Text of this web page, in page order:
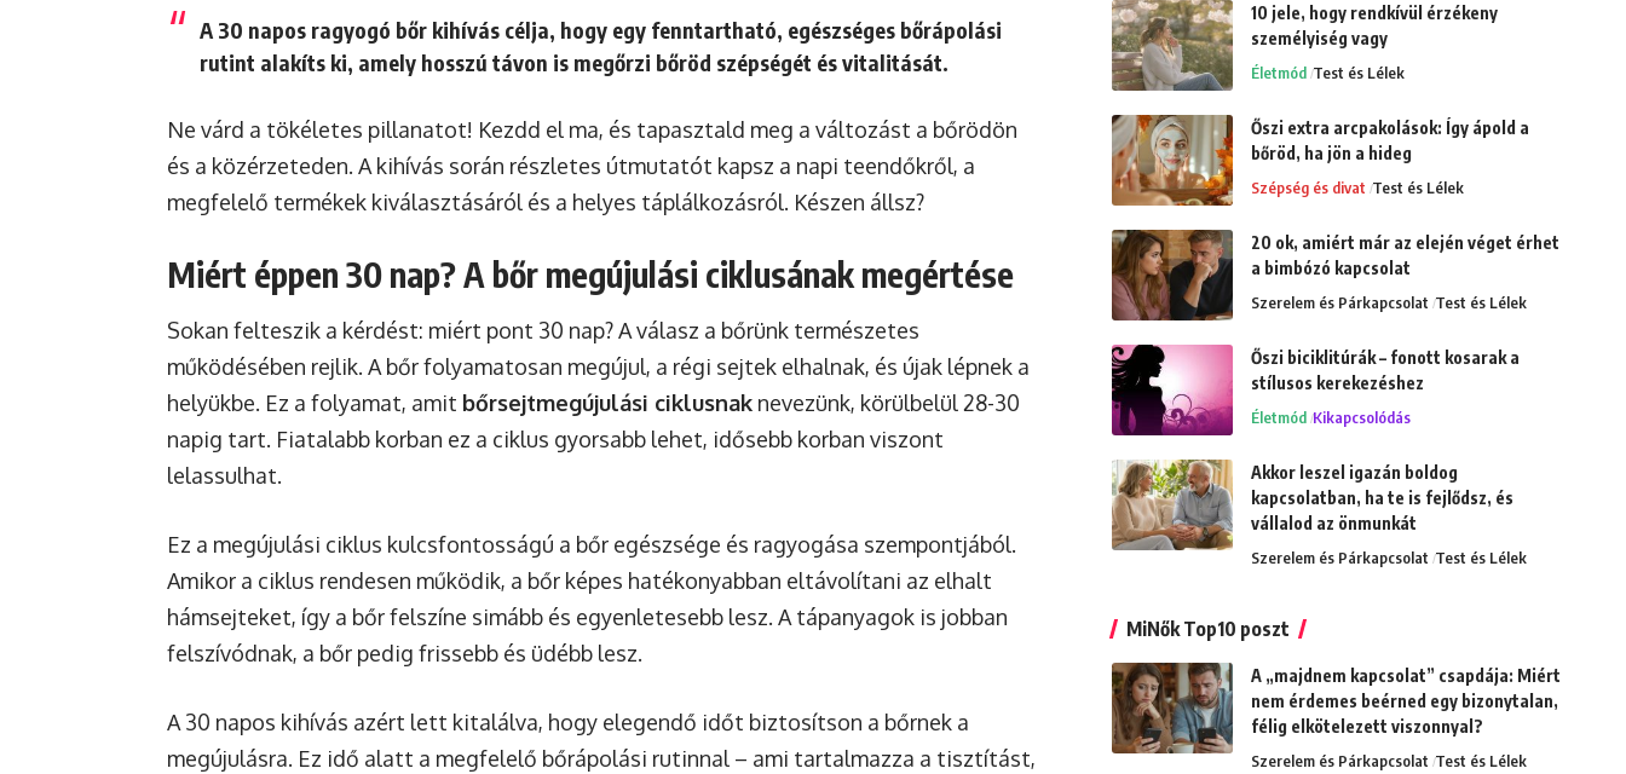
A 30 napos ragyogó bőr kihívás célja, hogy egy fenntartható, egészséges bőrápolási
rutint alakíts ki, amely hosszú távon is megőrzi bőröd szépségét és vitalitását.
Ne várd a tökéletes pillanatot! Kezdd el ma, és tapasztald meg a változást a bőrödön
és a közérzeteden. A kihívás során részletes útmutatót kapsz a napi teendőkről, a
megfelelő termékek kiválasztásáról és a helyes táplálkozásról. Készen állsz?
Miért éppen 30 nap? A bőr megújulási ciklusának megértése
Sokan felteszik a kérdést: miért pont 30 nap? A válasz a bőrünk természetes
működésében rejlik. A bőr folyamatosan megújul, a régi sejtek elhalnak, és újak lépnek a
helyükbe. Ez a folyamat, amit bőrsejtmegújulási ciklusnak nevezünk, körülbelül 28-30
napig tart. Fiatalabb korban ez a ciklus gyorsabb lehet, idősebb korban viszont
lelassulhat.
Ez a megújulási ciklus kulcsfontosságú a bőr egészsége és ragyogása szempontjából.
Amikor a ciklus rendesen működik, a bőr képes hatékonyabban eltávolítani az elhalt
hámsejteket, így a bőr felszíne simább és egyenletesebb lesz. A tápanyagok is jobban
felszívódnak, a bőr pedig frissebb és üdébb lesz.
A 30 napos kihívás azért lett kitalálva, hogy elegendő időt biztosítson a bőrnek a
megújulásra. Ez idő alatt a megfelelő bőrápolási rutinnal – ami tartalmazza a tisztítást,
10 jele, hogy rendkívül érzékeny
személyiség vagy
Életmód Test és Lélek
Őszi extra arcpakolások: Így ápold a
bőröd, ha jön a hideg
Szépség és divat Test és Lélek
20 ok, amiért már az elején véget érhet
a bimbózó kapcsolat
Szerelem és Párkapcsolat Test és Lélek
Őszi biciklitúrák – fonott kosarak a
stílusos kerekezéshez
Életmód Kikapcsolódás
Akkor leszel igazán boldog
kapcsolatban, ha te is fejlődsz, és
vállalod az önmunkát
Szerelem és Párkapcsolat Test és Lélek
MiNők Top10 poszt
A „majdnem kapcsolat” csapdája: Miért
nem érdemes beérned egy bizonytalan,
félig elkötelezett viszonnyal?
Szerelem és Párkapcsolat Test és Lélek